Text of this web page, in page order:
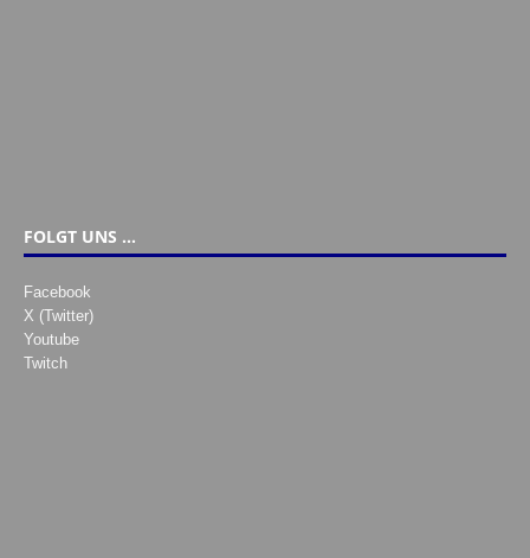
FOLGT UNS …
Facebook
X (Twitter)
Youtube
Twitch